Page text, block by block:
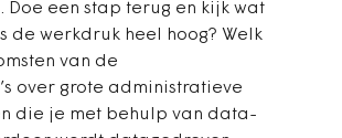
een stap terug en kijk wat
de werkdruk heel hoog? Welk
van de
over grote administratieve
die je met behulp van data-